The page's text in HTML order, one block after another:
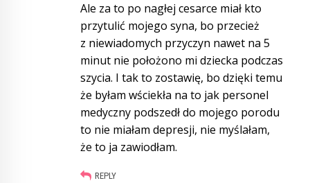
Ale za to po nagłej cesarce miał kto
przytulić mojego syna, bo przecież
z niewiadomych przyczyn nawet na 5
minut nie położono mi dziecka podczas
szycia. I tak to zostawię, bo dzięki temu
że byłam wściekła na to jak personel
medyczny podszedł do mojego porodu
to nie miałam depresji, nie myślałam,
że to ja zawiodłam.
REPLY